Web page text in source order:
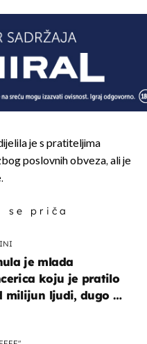
je s pratiteljima
poslovnih obveza, ali je
se priča
je mlada
koju je pratilo
milijun ljudi, dugo se